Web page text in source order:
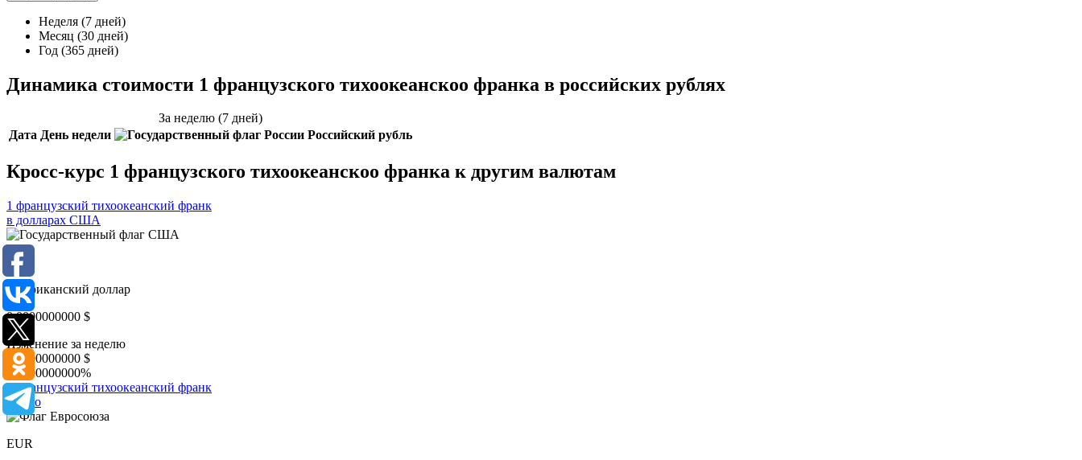
Неделя (7 дней)
Месяц (30 дней)
Год (365 дней)
Динамика стоимости 1 французского тихоокеанскоо франка в российских рублях
За неделю (7 дней)
Дата День недели Российский рубль
Кросс-курс 1 французского тихоокеанскоо франка к другим валютам
1 французский тихоокеанский франк
в долларах США
USD
Американский доллар
0,0000000000 $
Изменение за неделю
0,0000000000 $
0,0000000000%
1 французский тихоокеанский франк
в евро
EUR